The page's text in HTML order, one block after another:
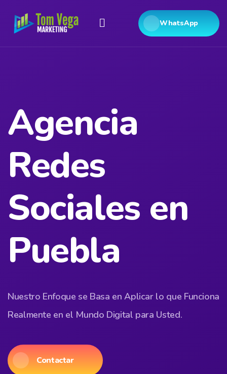
WhatsApp
Agencia
Redes
Sociales en
Puebla
Nuestro Enfoque se Basa en Aplicar lo que Funciona
Realmente en el Mundo Digital para Usted.
Contactar